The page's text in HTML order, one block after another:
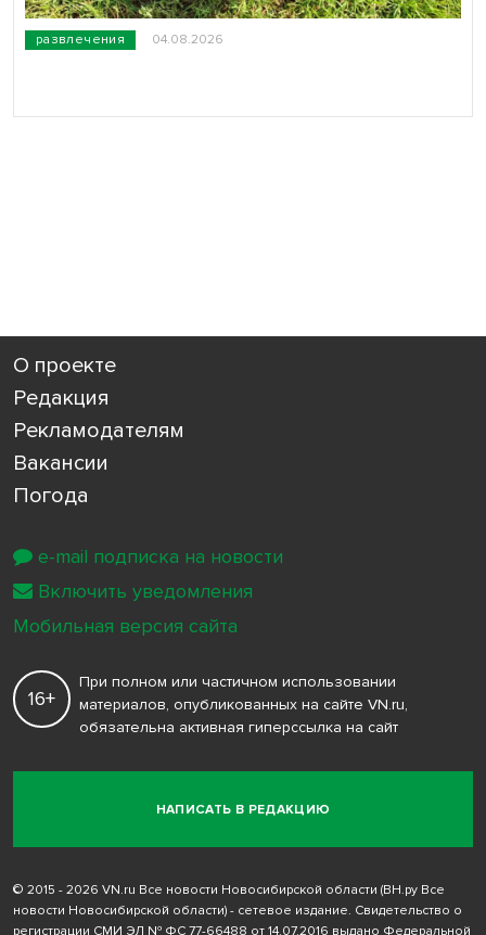
развлечения 04.08.2026
О проекте
Редакция
Рекламодателям
Вакансии
Погода
НАПИСАТЬ В РЕДАКЦИЮ
16+
При полном или частичном использовании
материалов, опубликованных на сайте VN.ru,
обязательна активная гиперссылка на сайт
© 2015 - 2026 VN.ru Все новости Новосибирской области (ВН.ру Все
новости Новосибирской области) - сетевое издание. Свидетельство о
регистрации СМИ ЭЛ № ФС 77-66488 от 14.07.2016 выдано Федеральной
e-mail подписка на новости
Включить уведомления
Мобильная версия сайта